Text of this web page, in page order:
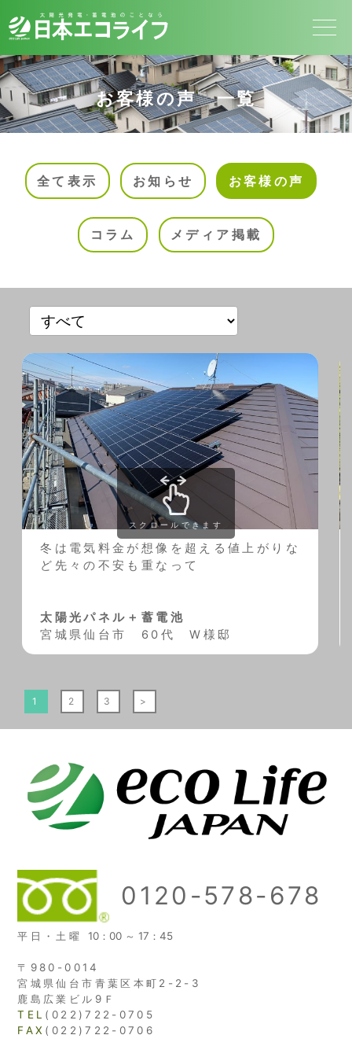
お客様の声 一覧
全て表示 お知らせ お客様の声
コラム メディア掲載
冬は電気料金が想像を超える値上がりな
ど先々の不安も重なって
太陽光パネル＋蓄電池
宮城県仙台市 60代 W様邸
スクロールできます
1 2 3 >
0120-578-678
平日・土曜 10：00 ～ 17：45
〒980-0014
宮城県仙台市青葉区本町2-2-3
鹿島広業ビル9Ｆ
TEL (022)722-0705
FAX (022)722-0706